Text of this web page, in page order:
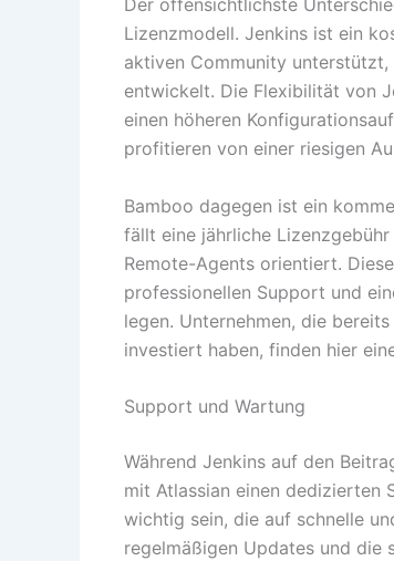
Der offensichtlichste
Lizenzmodell. Jenkins ist ein
aktiven Community
entwickelt. Die Flexibilität von
einen höheren
profitieren von einer riesigen
Bamboo dagegen ist ein
fällt eine jährliche
Remote-Agents orientiert.
professionellen Support und
legen. Unternehmen, die
investiert haben, finden hier
Support und Wartung
Während Jenkins auf den
mit Atlassian einen dedizierten
wichtig sein, die auf schnelle
regelmäßigen Updates und die